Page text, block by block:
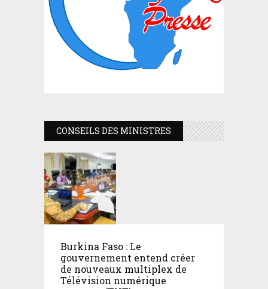
CONSEILS DES MINISTRES
Burkina Faso : Le
gouvernement entend créer
de nouveaux multiplex de
Télévision numérique